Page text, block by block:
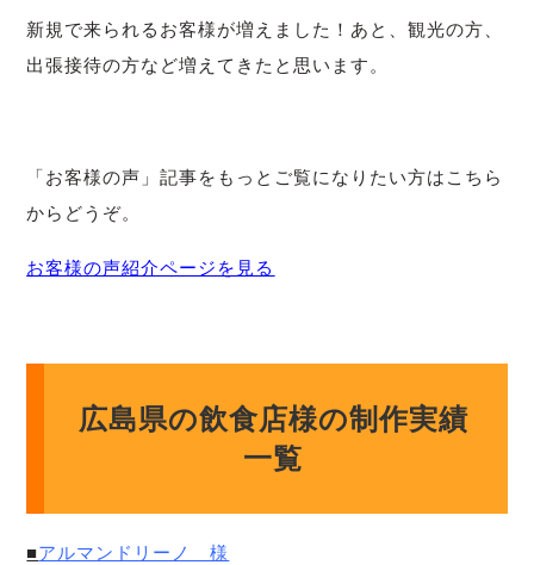
新規で来られるお客様が増えました！あと、観光の方、
出張接待の方など増えてきたと思います。
「お客様の声」記事をもっとご覧になりたい方はこちら
からどうぞ。
お客様の声紹介ページを見る
広島県の飲食店様の制作実績
一覧
■アルマンドリーノ 様